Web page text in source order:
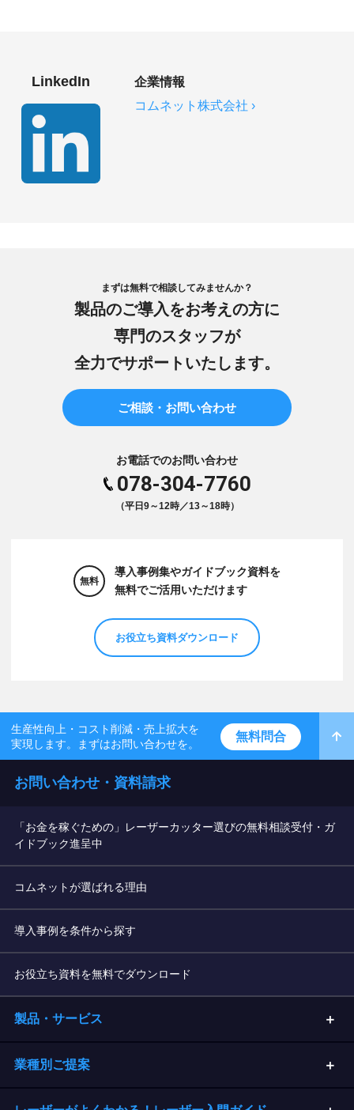
LinkedIn
企業情報
コムネット株式会社 ›
まずは無料で相談してみませんか？
製品のご導入をお考えの方に
専門のスタッフが
全力でサポートいたします。
ご相談・お問い合わせ
お電話でのお問い合わせ
078-304-7760
（平日9～12時／13～18時）
無料
導入事例集やガイドブック資料を
無料でご活用いただけます
お役立ち資料ダウンロード
生産性向上・コスト削減・売上拡大を
実現します。まずはお問い合わせを。
無料問合
お問い合わせ・資料請求
「お金を稼ぐための」レーザーカッター選びの無料相談受付・ガ
イドブック進呈中
コムネットが選ばれる理由
導入事例を条件から探す
お役立ち資料を無料でダウンロード
製品・サービス
業種別ご提案